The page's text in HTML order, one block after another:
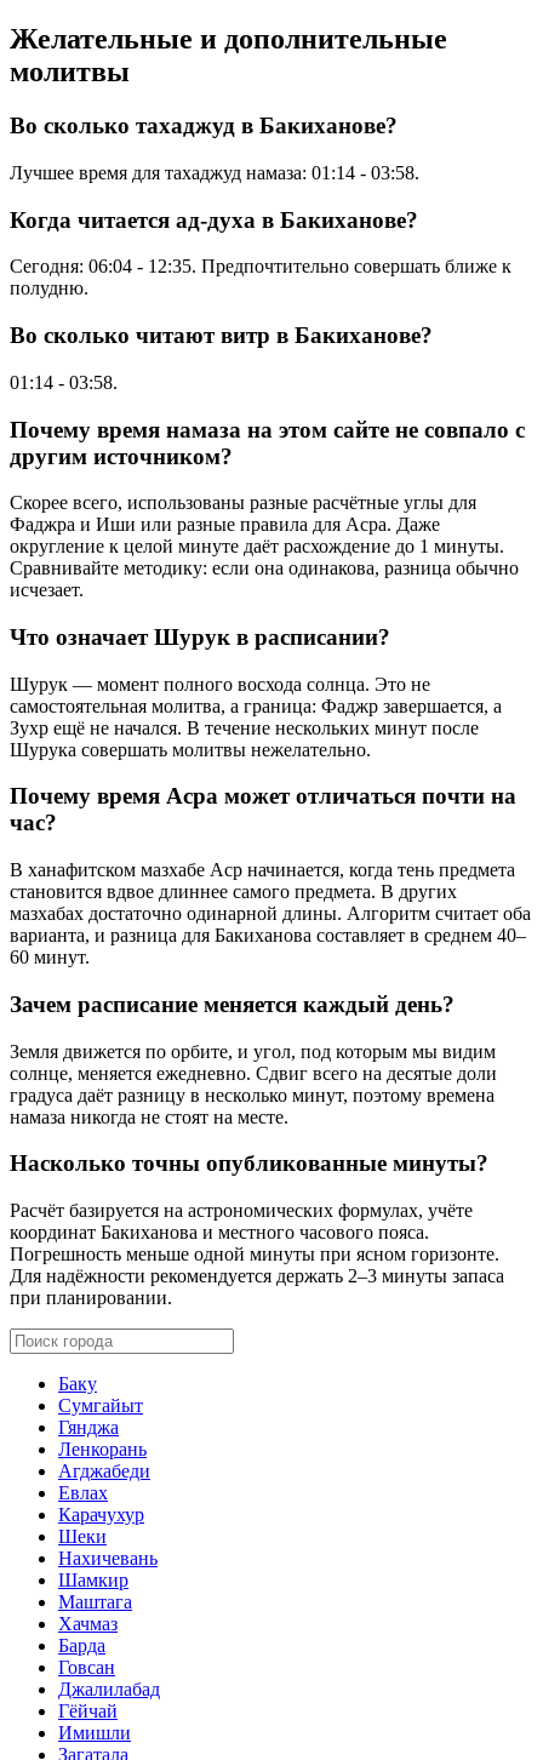
Желательные и дополнительные
молитвы
Во сколько тахаджуд в Бакиханове?
Лучшее время для тахаджуд намаза: 01:14 - 03:58.
Когда читается ад-духа в Бакиханове?
Сегодня: 06:04 - 12:35. Предпочтительно совершать ближе к
полудню.
Во сколько читают витр в Бакиханове?
01:14 - 03:58.
Почему время намаза на этом сайте не совпало с
другим источником?
Скорее всего, использованы разные расчётные углы для
Фаджра и Иши или разные правила для Асра. Даже
округление к целой минуте даёт расхождение до 1 минуты.
Сравнивайте методику: если она одинакова, разница обычно
исчезает.
Что означает Шурук в расписании?
Шурук — момент полного восхода солнца. Это не
самостоятельная молитва, а граница: Фаджр завершается, а
Зухр ещё не начался. В течение нескольких минут после
Шурука совершать молитвы нежелательно.
Почему время Асра может отличаться почти на
час?
В ханафитском мазхабе Аср начинается, когда тень предмета
становится вдвое длиннее самого предмета. В других
мазхабах достаточно одинарной длины. Алгоритм считает оба
варианта, и разница для Бакиханова составляет в среднем 40–
60 минут.
Зачем расписание меняется каждый день?
Земля движется по орбите, и угол, под которым мы видим
солнце, меняется ежедневно. Сдвиг всего на десятые доли
градуса даёт разницу в несколько минут, поэтому времена
намаза никогда не стоят на месте.
Насколько точны опубликованные минуты?
Расчёт базируется на астрономических формулах, учёте
координат Бакиханова и местного часового пояса.
Погрешность меньше одной минуты при ясном горизонте.
Для надёжности рекомендуется держать 2–3 минуты запаса
при планировании.
Баку
Сумгайыт
Гянджа
Ленкорань
Агджабеди
Евлах
Карачухур
Шеки
Нахичевань
Шамкир
Маштага
Хачмаз
Барда
Говсан
Джалилабад
Гёйчай
Имишли
Загатала